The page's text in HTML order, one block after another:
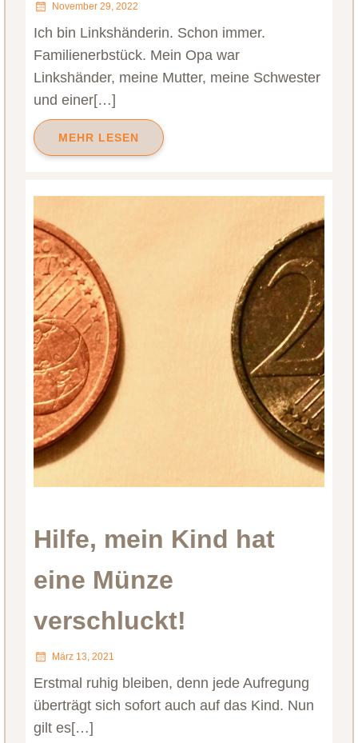
November 29, 2022
Ich bin Linkshänderin. Schon immer.
Familienerbstück. Mein Opa war
Linkshänder, meine Mutter, meine Schwester
und einer[…]
MEHR LESEN
Hilfe, mein Kind hat
eine Münze
verschluckt!
März 13, 2021
Erstmal ruhig bleiben, denn jede Aufregung
überträgt sich sofort auch auf das Kind. Nun
gilt es[…]